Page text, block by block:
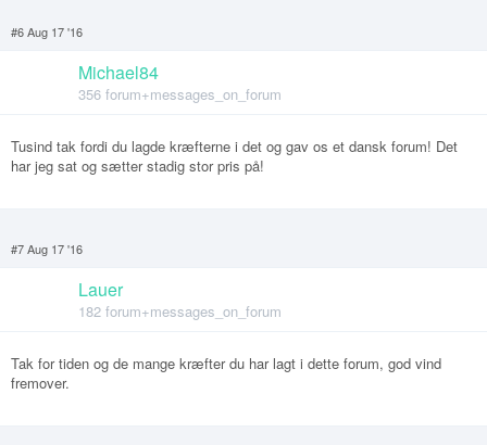
#6 Aug 17 '16
Michael84
356 forum+messages_on_forum
Tusind tak fordi du lagde kræfterne i det og gav os et dansk forum! Det
har jeg sat og sætter stadig stor pris på!
#7 Aug 17 '16
Lauer
182 forum+messages_on_forum
Tak for tiden og de mange kræfter du har lagt i dette forum, god vind
fremover.